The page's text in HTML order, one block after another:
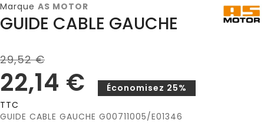
Marque AS MOTOR
GUIDE CABLE GAUCHE
29,52 €
22,14 €
Économisez 25%
TTC
GUIDE CABLE GAUCHE G00711005/E01346